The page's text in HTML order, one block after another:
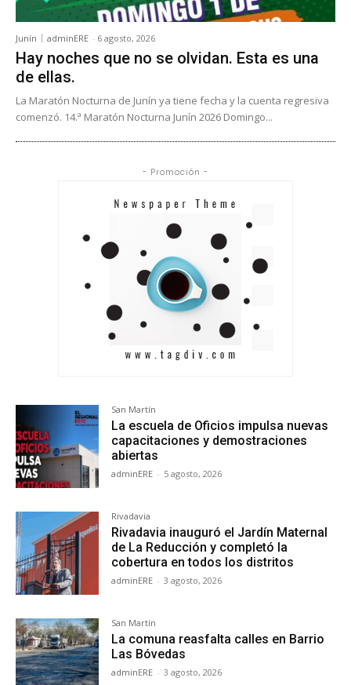
Junín adminERE - 6 agosto, 2026
Hay noches que no se olvidan. Esta es una
de ellas.
La Maratón Nocturna de Junín ya tiene fecha y la cuenta regresiva
comenzó. 14.ª Maratón Nocturna Junín 2026 Domingo...
- Promoción -
San Martín
La escuela de Oficios impulsa nuevas
capacitaciones y demostraciones
abiertas
adminERE - 5 agosto, 2026
Rivadavia
Rivadavia inauguró el Jardín Maternal
de La Reducción y completó la
cobertura en todos los distritos
adminERE - 3 agosto, 2026
San Martín
La comuna reasfalta calles en Barrio
Las Bóvedas
adminERE - 3 agosto, 2026